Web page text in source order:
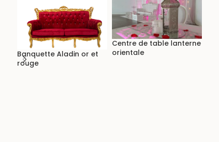
Banquette Aladin or et
rouge
Centre de table lanterne
orientale